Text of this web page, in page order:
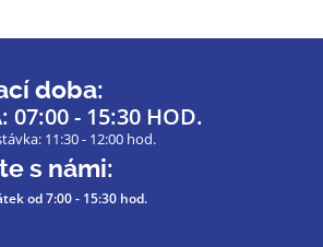
doba:
07:00 - 15:30 HOD.
11:30 - 12:00 hod.
s námi:
od 7:00 - 15:30 hod.